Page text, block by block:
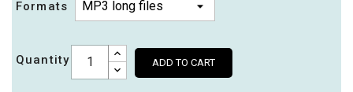
Formats
Quantity ADD TO CART